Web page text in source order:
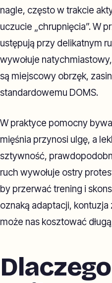
nagle, często w trakcie
uczucie „chrupnięcia”. W
ustępują przy delikatnym
wywołuje
są miejscowy obrzęk,
standardowemu DOMS.
W praktyce pomocny
mięśnia przynosi ulgę, a
sztywność,
ruch wywołuje ostry
by przerwać trening i
oznaką adaptacji,
może nas kosztować